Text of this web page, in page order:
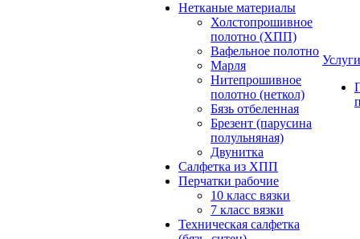
Нетканые материалы
Холстопрошивное
полотно (ХПП)
Вафельное полотно
Марля
Нитепрошивное
полотно (неткол)
Бязь отбеленная
Брезент (парусина
полульняная)
Двунитка
Салфетка из ХПП
Перчатки рабочие
10 класс вязки
7 класс вязки
Техническая салфетка